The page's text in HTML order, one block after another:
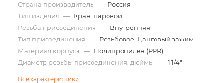
Страна производитель — Россия
Тип изделия — Кран шаровой
Резьба присоединения — Внутренняя
Тип присоединения — Резьбовое, Цанговый зажим
Материал корпуса — Полипропилен (PPR)
Диаметр резьбы присоединения, дюймы — 1 1/4"
Все характеристики